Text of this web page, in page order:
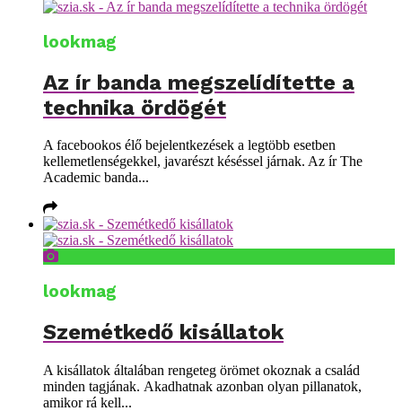
lookmag
Az ír banda megszelídítette a
technika ördögét
A facebookos élő bejelentkezések a legtöbb esetben
kellemetlenségekkel, javarészt késéssel járnak. Az ír The
Academic banda...
lookmag
Szemétkedő kisállatok
A kisállatok általában rengeteg örömet okoznak a család
minden tagjának. Akadhatnak azonban olyan pillanatok,
amikor rá kell...